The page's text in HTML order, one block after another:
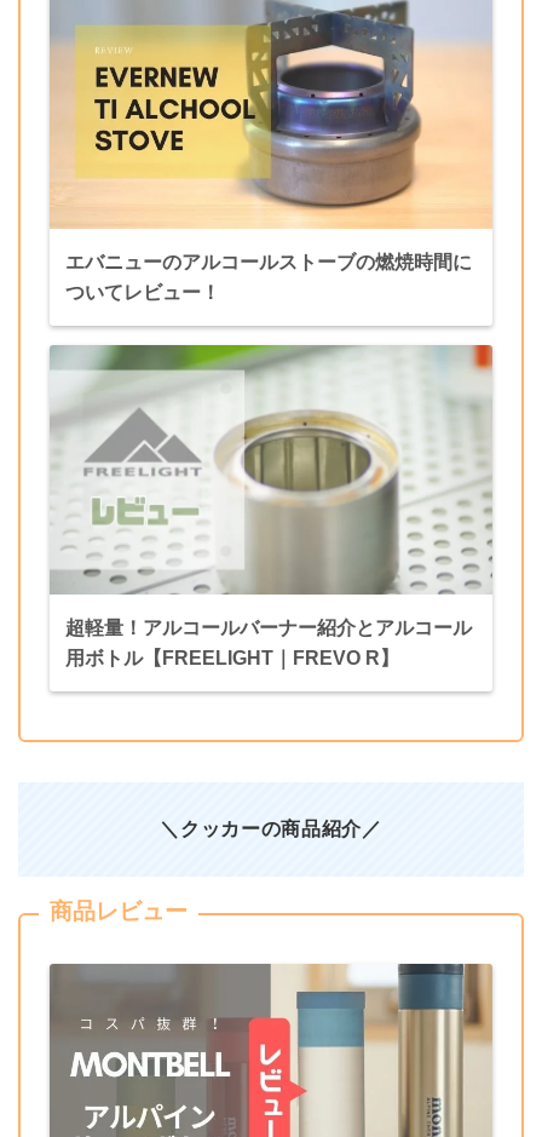
エバニューのアルコールストーブの燃焼時間に
ついてレビュー！
超軽量！アルコールバーナー紹介とアルコール
用ボトル【FREELIGHT｜FREVO R】
＼クッカーの商品紹介／
商品レビュー